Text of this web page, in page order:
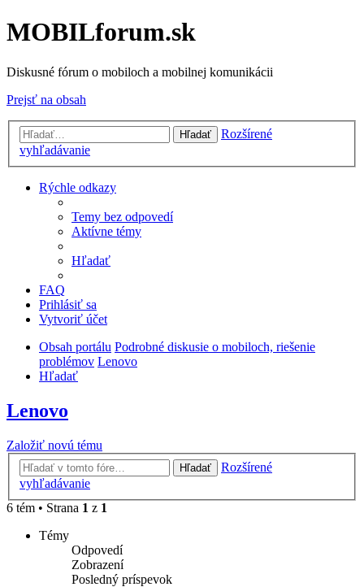
MOBILforum.sk
Diskusné fórum o mobiloch a mobilnej komunikácii
Prejsť na obsah
Hľadať
Rozšírené
vyhľadávanie
Rýchle odkazy
Temy bez odpovedí
Aktívne témy
Hľadať
FAQ
Prihlásiť sa
Vytvoriť účet
Obsah portálu Podrobné diskusie o mobiloch, riešenie
problémov Lenovo
Hľadať
Lenovo
Založiť novú tému
Hľadať
Rozšírené
vyhľadávanie
6 tém • Strana 1 z 1
Témy
Odpovedí
Zobrazení
Posledný príspevok